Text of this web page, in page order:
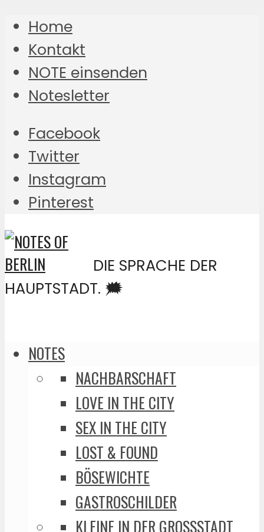
Home
Kontakt
NOTE einsenden
Notesletter
Facebook
Twitter
Instagram
Pinterest
DIE SPRACHE DER
HAUPTSTADT. 🗯️
NOTES
NACHBARSCHAFT
LOVE IN THE CITY
SEX IN THE CITY
LOST & FOUND
BÖSEWICHTE
GASTROSCHILDER
KLEINE IN DER GROSSSTADT